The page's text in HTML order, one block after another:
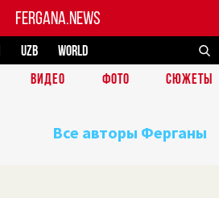
FERGANA.NEWS
UZB
WORLD
ВИДЕО ФОТО СЮЖЕТЫ
Все авторы Ферганы